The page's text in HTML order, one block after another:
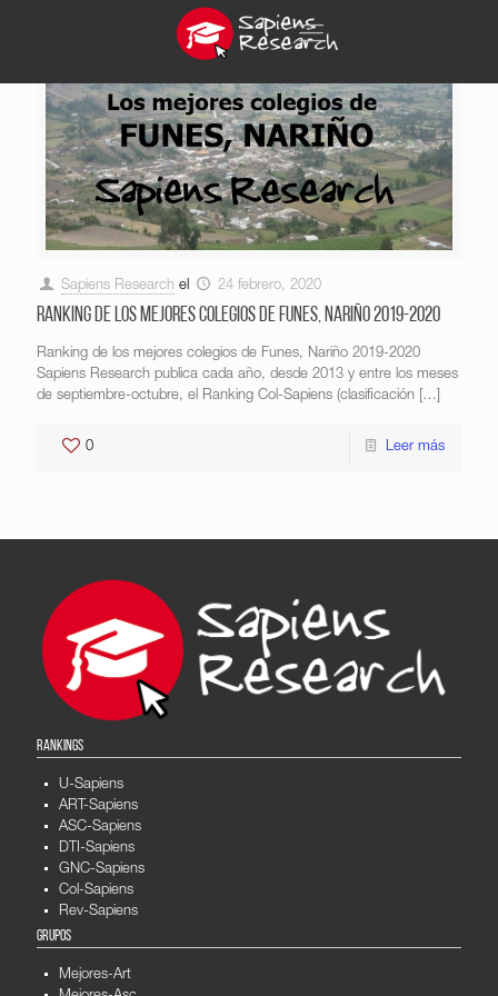
Sapiens Research el 24 febrero, 2020
Ranking de los mejores colegios de Funes, Nariño 2019-2020
Ranking de los mejores colegios de Funes, Nariño 2019-2020
Sapiens Research publica cada año, desde 2013 y entre los meses
de septiembre-octubre, el Ranking Col-Sapiens (clasificación […]
0 Leer más
RANKINGS
U-Sapiens
ART-Sapiens
ASC-Sapiens
DTI-Sapiens
GNC-Sapiens
Col-Sapiens
Rev-Sapiens
GRUPOS
Mejores-Art